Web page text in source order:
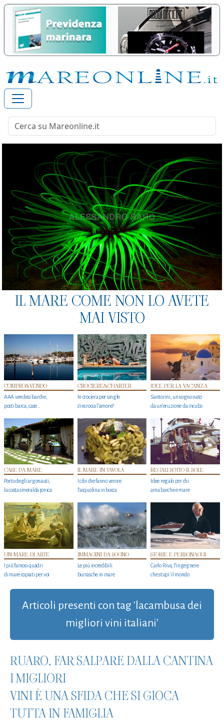
IL MARE COME NON LO AVETE
MAI VISTO
COMPRO&VENDO
AAA vendesi barche,
posti barca, case…
CROCIERE&CHARTER
In crociera per single
s'incrocia l’amore?
IDEE PER LA VACANZA
Santorini, un sogno nato
da un’eruzione da incubo
CASE DA MARE
Porto degli argonauti,
la costa smeralda jonica
IL MARE IN TAVOLA
I cibi che fanno venire
l’acquolina in bocca
REGALI SOTTO IL SOLE
Idee regalo per chi
ama barche e mare
UN MARE DI ARTE
I più famosi quadri
di mare copiati per voi
IMMAGINI DA SOGNO
Le più incredibili
burrasche in mare
STORIE E PERSONAGGI
Carlo Riva, l’ingegnere
che stupi' il mondo
Articoli presenti con tag 'lacambusa dei
migliori vini italiani'
RUARO, FAR SALPARE DALLA CANTINA
I MIGLIORI
VINI È UNA SFIDA CHE SI GIOCA
TUTTA IN FAMIGLIA